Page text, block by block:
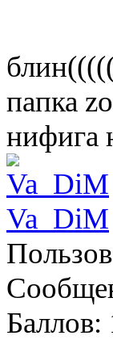
папка
нифига
Va_DiM
Баллов: